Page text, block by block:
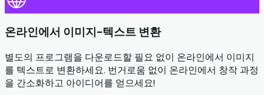
온라인에서 이미지-텍스트 변환
별도의 프로그램을 다운로드할 필요 없이 온라인에서 이미지
를 텍스트로 변환하세요. 번거로움 없이 온라인에서 창작 과정
을 간소화하고 아이디어를 얻으세요!